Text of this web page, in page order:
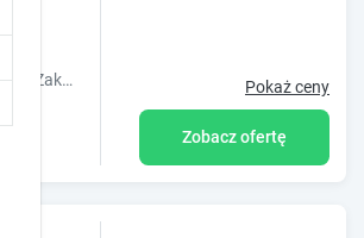
willaTatiana premium: komfortowe apartamenty z duszą w centrum Zakopanego. Góralski styl, tarasy z widokiem na Giewont i relaks blisko Krupówek. Pokaż ceny
Zobacz ofertę